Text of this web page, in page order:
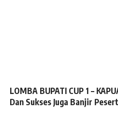
LOMBA BUPATI CUP 1 –
Dan Sukses Juga Banjir